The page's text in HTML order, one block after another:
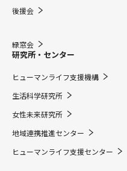
後援会
緑窓会
研究所・センター
ヒューマンライフ支援機構
生活科学研究所
女性未来研究所
地域連携推進センター
ヒューマンライフ支援センター